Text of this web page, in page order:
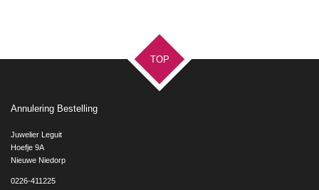
TOP
Annulering Bestelling
Juwelier Leguit
Hoefje 9A
Nieuwe Niedorp
0226-411225